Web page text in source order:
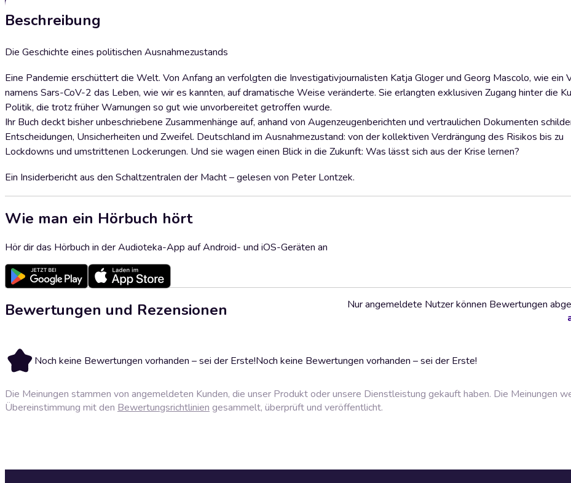
Beschreibung
Die Geschichte eines politischen Ausnahmezustands
Eine Pandemie erschüttert die Welt. Von Anfang an verfolgten die Investigativjournalisten Katja Gloger und Georg Mascolo, wie ein
namens Sars-CoV-2 das Leben, wie wir es kannten, auf dramatische Weise veränderte. Sie erlangten exklusiven Zugang hinter die
Politik, die trotz früher Warnungen so gut wie unvorbereitet getroffen wurde.
Ihr Buch deckt bisher unbeschriebene Zusammenhänge auf, anhand von Augenzeugenberichten und vertraulichen Dokumenten
Entscheidungen, Unsicher­heiten und Zweifel. Deutschland im Ausnahmezustand: von der kollektiven Verdrängung des Risikos bis zu
Lockdowns und umstrittenen Lockerungen. Und sie wagen einen Blick in die Zukunft: Was lässt sich aus der Krise lernen?
Ein Insiderbericht aus den Schaltzentralen der Macht – gelesen von Peter Lontzek.
Wie man ein Hörbuch hört
Hör dir das Hörbuch in der Audioteka-App auf Android- und iOS-Geräten an
Bewertungen und Rezensionen
Noch keine Bewertungen vorhanden – sei der Erste!Noch keine Bewertungen vorhanden – sei der Erste!
Nur angemeldete Nutzer können Bewertungen
Die Meinungen stammen von angemeldeten Kunden, die unser Produkt oder unsere Dienstleistung gekauft haben. Die Meinungen
Übereinstimmung mit den Bewertungsrichtlinien gesammelt, überprüft und veröffentlicht.